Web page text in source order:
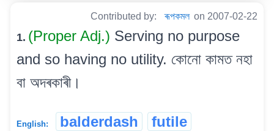
Contributed by: ৰূপকমল on 2007-02-22
1. (Proper Adj.) Serving no purpose
and so having no utility. কোনো কামত নহা
বা অদৰকাৰী।
English: balderdash
futile